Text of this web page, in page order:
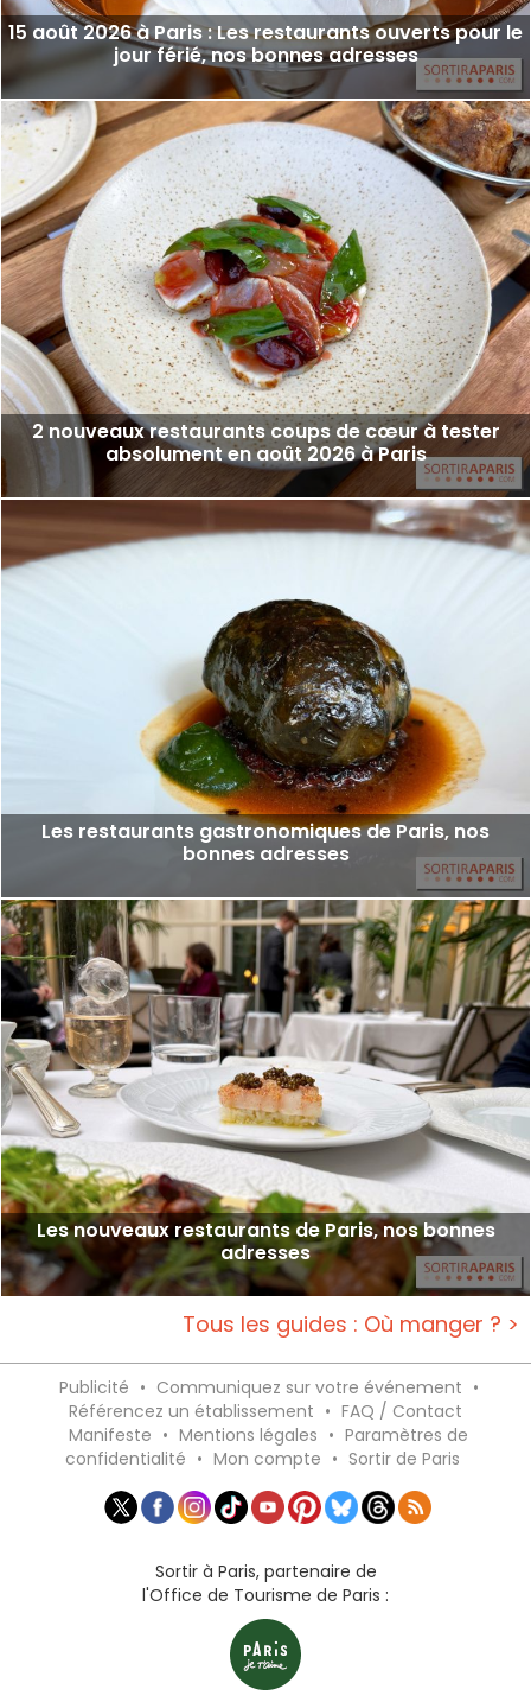
15 août 2026 à Paris : Les restaurants ouverts pour le
jour férié, nos bonnes adresses
2 nouveaux restaurants coups de cœur à tester
absolument en août 2026 à Paris
Les restaurants gastronomiques de Paris, nos
bonnes adresses
Les nouveaux restaurants de Paris, nos bonnes
adresses
Tous les guides : Où manger ? >
Publicité • Communiquez sur votre événement •
Référencez un établissement • FAQ / Contact
Manifeste • Mentions légales • Paramètres de
confidentialité • Mon compte • Sortir de Paris
Sortir à Paris, partenaire de
l'Office de Tourisme de Paris :